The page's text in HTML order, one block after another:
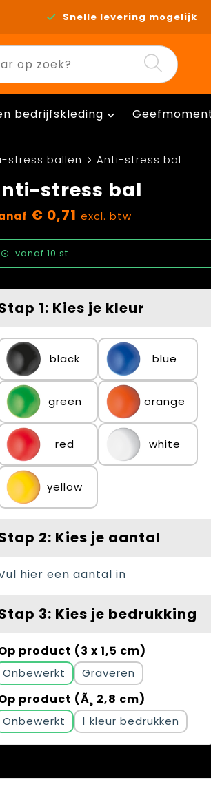
Snelle levering mogelijk
bedrijfskleding
stress ballen Anti-stress bal
stress bal
€ 0,71 excl. btw
vanaf 10 st.
1: Kies je kleur
black blue
green orange
red white
yellow
2: Kies je aantal
hier een aantal in
3: Kies je bedrukking
product (3 x 1,5 cm)
Onbewerkt Graveren
product (Ã¸ 2,8 cm)
Onbewerkt 1